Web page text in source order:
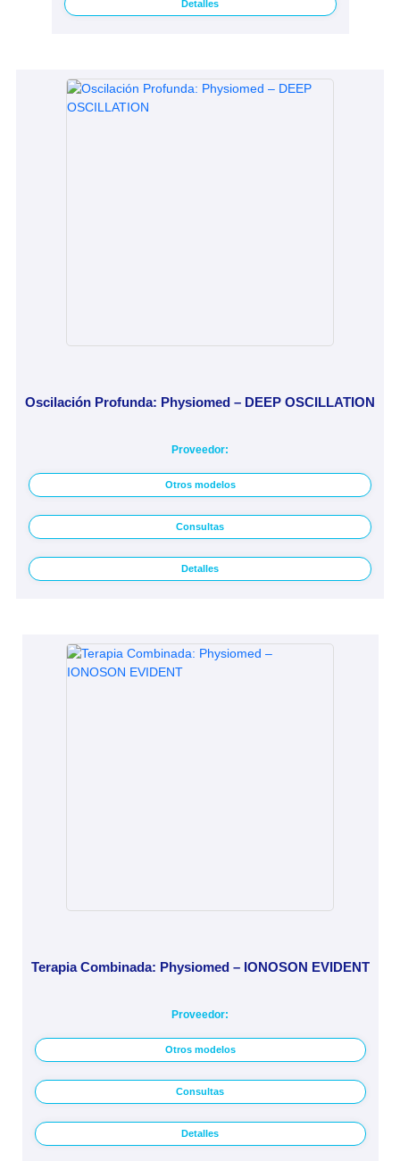
Detalles
Oscilación Profunda: Physiomed – DEEP OSCILLATION
Proveedor:
Otros modelos
Consultas
Detalles
Terapia Combinada: Physiomed – IONOSON EVIDENT
Proveedor:
Otros modelos
Consultas
Detalles